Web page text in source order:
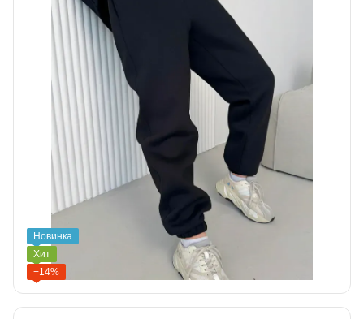
Новинка
Хит
−14%